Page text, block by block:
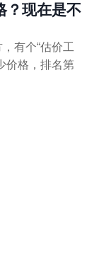
？现在是不
有个“估价工
价格，排名第